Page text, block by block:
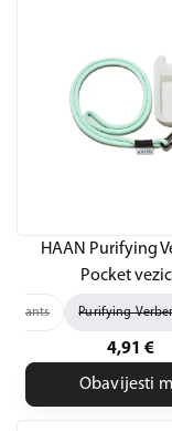
HAAN Purifying
Pocket
Purifying
4,91 €
Obavijesti